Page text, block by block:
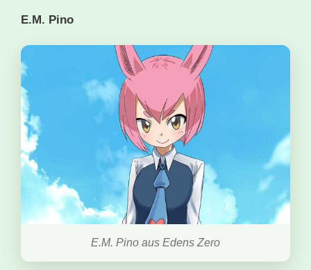
E.M. Pino
E.M. Pino aus Edens Zero